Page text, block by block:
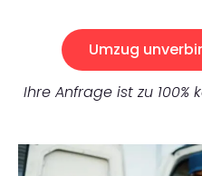
Umzug
Ihre Anfrage ist zu